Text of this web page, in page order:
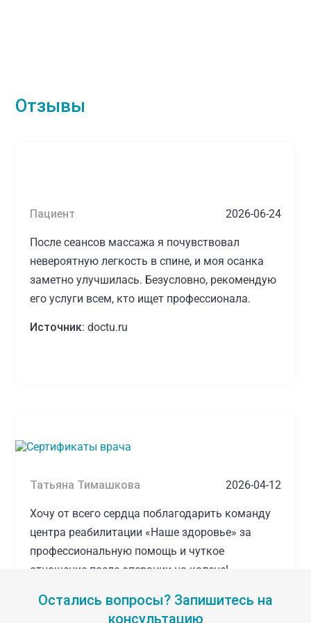
Отзывы
Пациент 2026-06-24
После сеансов массажа я почувствовал
невероятную легкость в спине, и моя осанка
заметно улучшилась. Безусловно, рекомендую
его услуги всем, кто ищет профессионала.
Источник: doctu.ru
Татьяна Тимашкова 2026-04-12
Хочу от всего сердца поблагодарить команду
центра реабилитации «Наше здоровье» за
профессиональную помощь и чуткое
отношение после операции на колене!
Дениса Александровича. По рекомендации
Остались вопросы? Запишитесь на
консультацию